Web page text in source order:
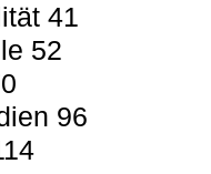
41
52
96